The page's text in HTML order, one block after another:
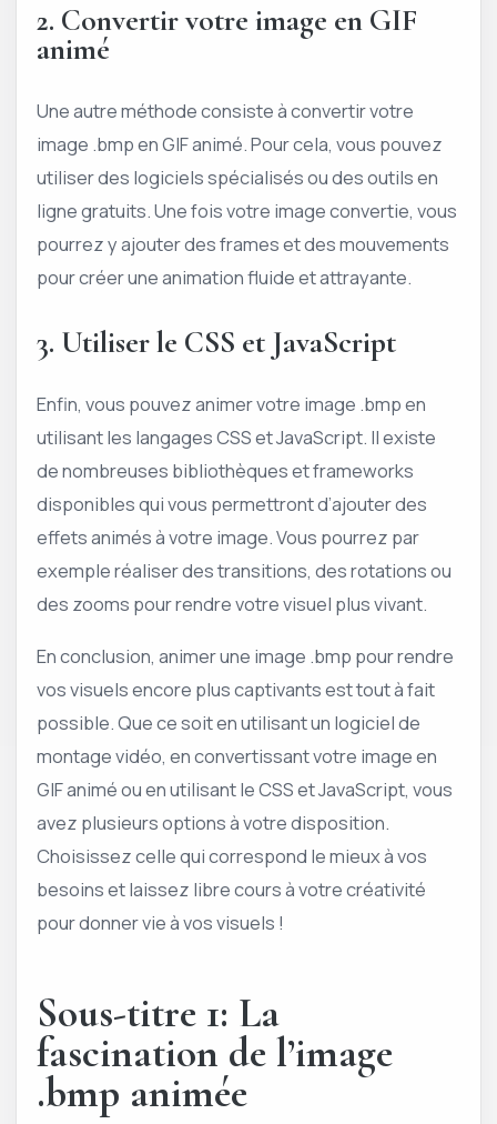
2. Convertir votre image en GIF
animé
Une autre méthode consiste à convertir votre
image .bmp en GIF animé. Pour cela, vous pouvez
utiliser des logiciels spécialisés ou des outils en
ligne gratuits. Une fois votre image convertie, vous
pourrez y ajouter des frames et des mouvements
pour créer une animation fluide et attrayante.
3. Utiliser le CSS et JavaScript
Enfin, vous pouvez animer votre image .bmp en
utilisant les langages CSS et JavaScript. Il existe
de nombreuses bibliothèques et frameworks
disponibles qui vous permettront d’ajouter des
effets animés à votre image. Vous pourrez par
exemple réaliser des transitions, des rotations ou
des zooms pour rendre votre visuel plus vivant.
En conclusion, animer une image .bmp pour rendre
vos visuels encore plus captivants est tout à fait
possible. Que ce soit en utilisant un logiciel de
montage vidéo, en convertissant votre image en
GIF animé ou en utilisant le CSS et JavaScript, vous
avez plusieurs options à votre disposition.
Choisissez celle qui correspond le mieux à vos
besoins et laissez libre cours à votre créativité
pour donner vie à vos visuels !
Sous-titre 1: La
fascination de l’image
.bmp animée